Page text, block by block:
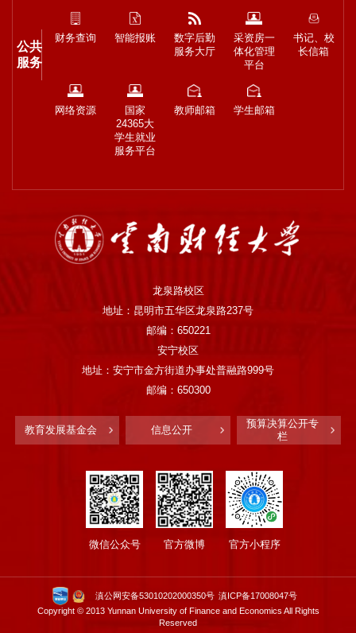
公共
服务
财务查询 智能报账
数字后勤
服务大厅
采资房一
体化管理
平台
书记、校
长信箱
网络资源
国家
24365大
学生就业
服务平台
教师邮箱 学生邮箱
龙泉路校区
地址：昆明市五华区龙泉路237号
邮编：650221
安宁校区
地址：安宁市金方街道办事处普融路999号
邮编：650300
教育发展基金会 信息公开
预算决算公开专
栏
微信公众号 官方微博 官方小程序
滇公网安备53010202000350号 滇ICP备17008047号
Copyright © 2013 Yunnan University of Finance and Economics All Rights
Reserved